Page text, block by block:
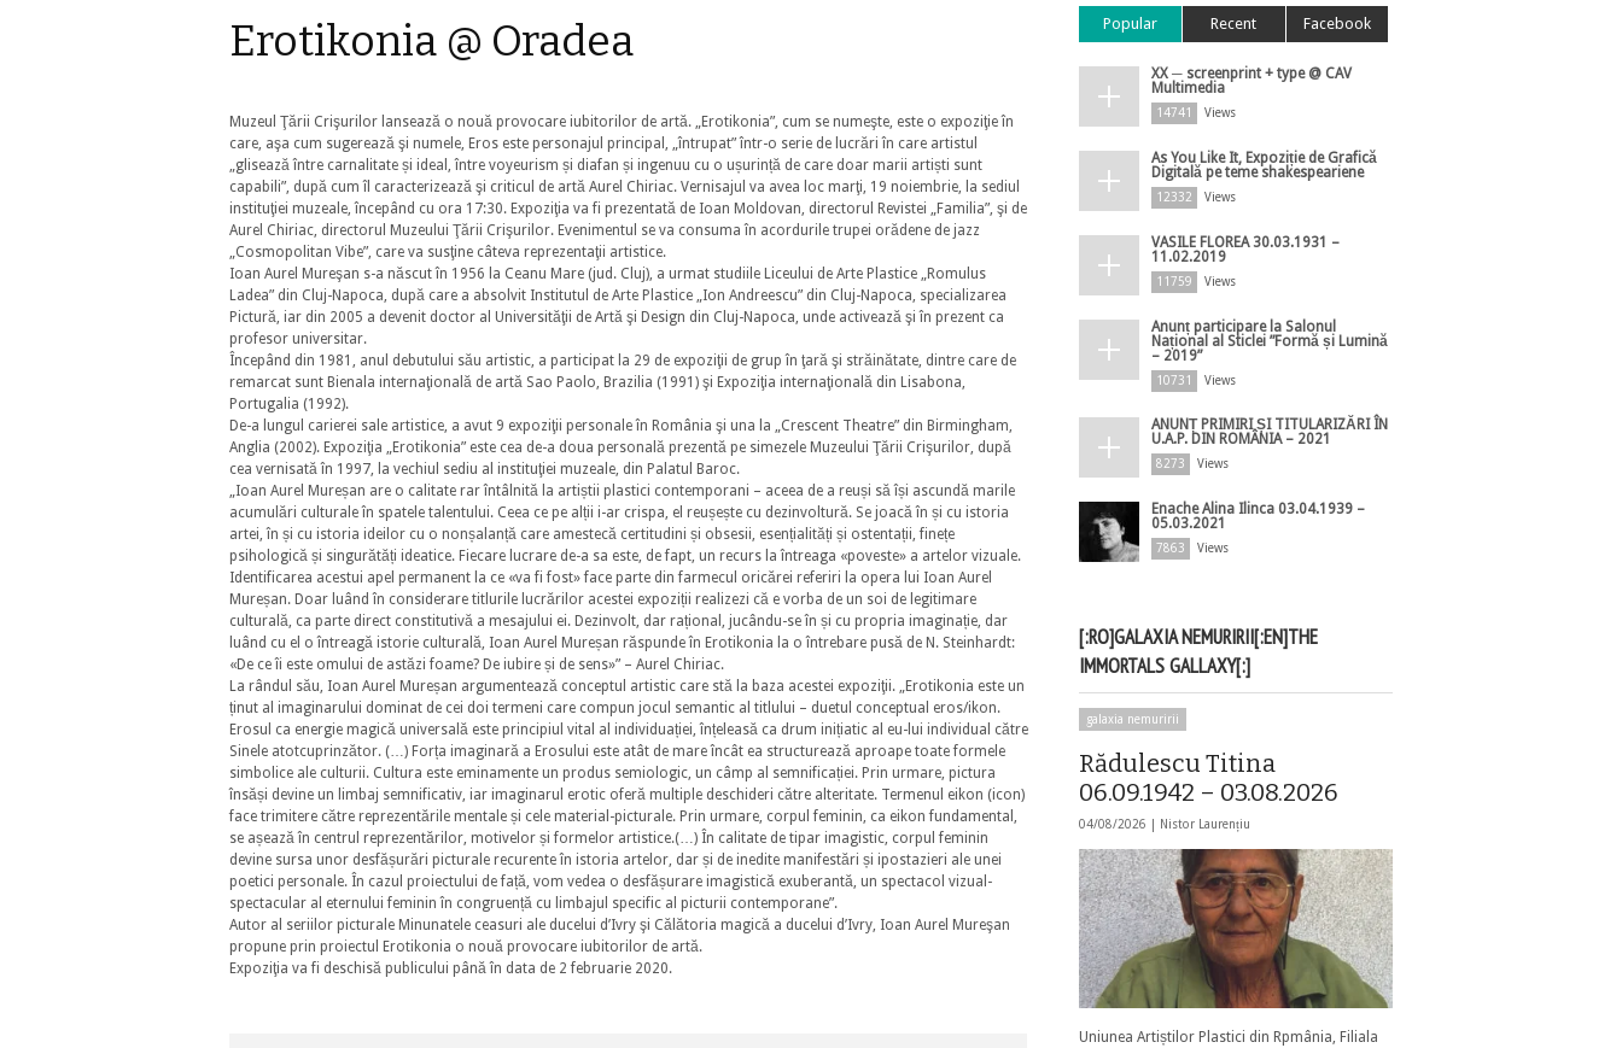
Erotikonia @ Oradea
Muzeul Ţării Crişurilor lansează o nouă provocare iubitorilor de artă. „Erotikonia”, cum se numeşte, este o expoziţie în
care, aşa cum sugerează şi numele, Eros este personajul principal, „întrupat” într-o serie de lucrări în care artistul
„glisează între carnalitate și ideal, între voyeurism și diafan și ingenuu cu o ușurință de care doar marii artiști sunt
capabili”, după cum îl caracterizează şi criticul de artă Aurel Chiriac. Vernisajul va avea loc marţi, 19 noiembrie, la sediul
instituţiei muzeale, începând cu ora 17:30. Expoziţia va fi prezentată de Ioan Moldovan, directorul Revistei „Familia”, şi de
Aurel Chiriac, directorul Muzeului Ţării Crişurilor. Evenimentul se va consuma în acordurile trupei orădene de jazz
„Cosmopolitan Vibe”, care va susţine câteva reprezentaţii artistice.
Ioan Aurel Mureşan s-a născut în 1956 la Ceanu Mare (jud. Cluj), a urmat studiile Liceului de Arte Plastice „Romulus
Ladea” din Cluj-Napoca, după care a absolvit Institutul de Arte Plastice „Ion Andreescu” din Cluj-Napoca, specializarea
Pictură, iar din 2005 a devenit doctor al Universităţii de Artă şi Design din Cluj-Napoca, unde activează şi în prezent ca
profesor universitar.
Începând din 1981, anul debutului său artistic, a participat la 29 de expoziţii de grup în ţară şi străinătate, dintre care de
remarcat sunt Bienala internaţională de artă Sao Paolo, Brazilia (1991) şi Expoziţia internaţională din Lisabona,
Portugalia (1992).
De-a lungul carierei sale artistice, a avut 9 expoziţii personale în România şi una la „Crescent Theatre” din Birmingham,
Anglia (2002). Expoziţia „Erotikonia” este cea de-a doua personală prezentă pe simezele Muzeului Ţării Crişurilor, după
cea vernisată în 1997, la vechiul sediu al instituţiei muzeale, din Palatul Baroc.
„Ioan Aurel Mureșan are o calitate rar întâlnită la artiștii plastici contemporani – aceea de a reuși să își ascundă marile
acumulări culturale în spatele talentului. Ceea ce pe alții i-ar crispa, el reușește cu dezinvoltură. Se joacă în și cu istoria
artei, în și cu istoria ideilor cu o nonșalanță care amestecă certitudini și obsesii, esențialități și ostentații, finețe
psihologică și singurătăți ideatice. Fiecare lucrare de-a sa este, de fapt, un recurs la întreaga «poveste» a artelor vizuale.
Identificarea acestui apel permanent la ce «va fi fost» face parte din farmecul oricărei referiri la opera lui Ioan Aurel
Mureșan. Doar luând în considerare titlurile lucrărilor acestei expoziții realizezi că e vorba de un soi de legitimare
culturală, ca parte direct constitutivă a mesajului ei. Dezinvolt, dar rațional, jucându-se în și cu propria imaginație, dar
luând cu el o întreagă istorie culturală, Ioan Aurel Mureșan răspunde în Erotikonia la o întrebare pusă de N. Steinhardt:
«De ce îi este omului de astăzi foame? De iubire și de sens»” – Aurel Chiriac.
La rândul său, Ioan Aurel Mureșan argumentează conceptul artistic care stă la baza acestei expoziţii. „Erotikonia este un
ținut al imaginarului dominat de cei doi termeni care compun jocul semantic al titlului – duetul conceptual eros/ikon.
Erosul ca energie magică universală este principiul vital al individuației, înțeleasă ca drum inițiatic al eu-lui individual către
Sinele atotcuprinzător. (…) Forța imaginară a Erosului este atât de mare încât ea structurează aproape toate formele
simbolice ale culturii. Cultura este eminamente un produs semiologic, un câmp al semnificației. Prin urmare, pictura
însăși devine un limbaj semnificativ, iar imaginarul erotic oferă multiple deschideri către alteritate. Termenul eikon (icon)
face trimitere către reprezentările mentale și cele material-picturale. Prin urmare, corpul feminin, ca eikon fundamental,
se așează în centrul reprezentărilor, motivelor și formelor artistice.(…) În calitate de tipar imagistic, corpul feminin
devine sursa unor desfășurări picturale recurente în istoria artelor, dar și de inedite manifestări și ipostazieri ale unei
poetici personale. În cazul proiectului de față, vom vedea o desfășurare imagistică exuberantă, un spectacol vizual-
spectacular al eternului feminin în congruență cu limbajul specific al picturii contemporane”.
Autor al seriilor picturale Minunatele ceasuri ale ducelui d’Ivry şi Călătoria magică a ducelui d’Ivry, Ioan Aurel Mureşan
propune prin proiectul Erotikonia o nouă provocare iubitorilor de artă.
Expoziţia va fi deschisă publicului până în data de 2 februarie 2020.
Popular Recent Facebook
XX ─ screenprint + type @ CAV
Multimedia
14741 Views
As You Like It, Expoziție de Grafică
Digitală pe teme shakespeariene
12332 Views
VASILE FLOREA 30.03.1931 –
11.02.2019
11759 Views
Anunț participare la Salonul
Național al Sticlei ”Formă și Lumină
– 2019”
10731 Views
ANUNȚ PRIMIRI ȘI TITULARIZĂRI ÎN
U.A.P. DIN ROMÂNIA – 2021
8273 Views
Enache Alina Ilinca 03.04.1939 –
05.03.2021
7863 Views
[:RO]GALAXIA NEMURIRII[:EN]THE
IMMORTALS GALLAXY[:]
galaxia nemuririi
Rădulescu Titina
06.09.1942 – 03.08.2026
04/08/2026 | Nistor Laurențiu
Uniunea Artiștilor Plastici din Rpmânia, Filiala